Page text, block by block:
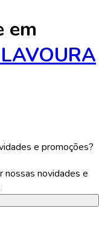
em
e promoções?
nossas novidades e